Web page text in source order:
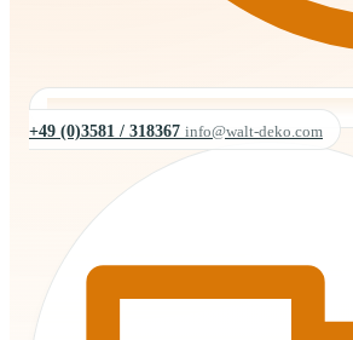
+49 (0)3581 / 318367 info@walt-deko.com